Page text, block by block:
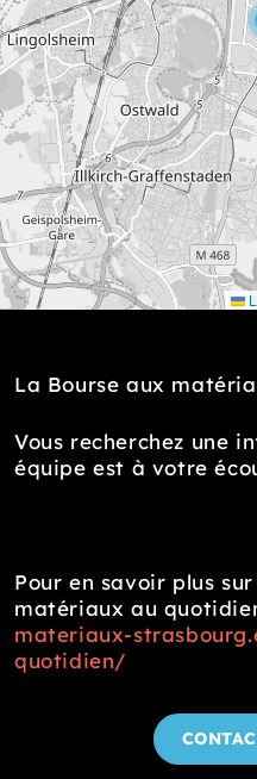
La Bourse aux
Vous recherchez une
équipe est à votre
Pour en savoir plus
matériaux au
materiaux-
quotidien/